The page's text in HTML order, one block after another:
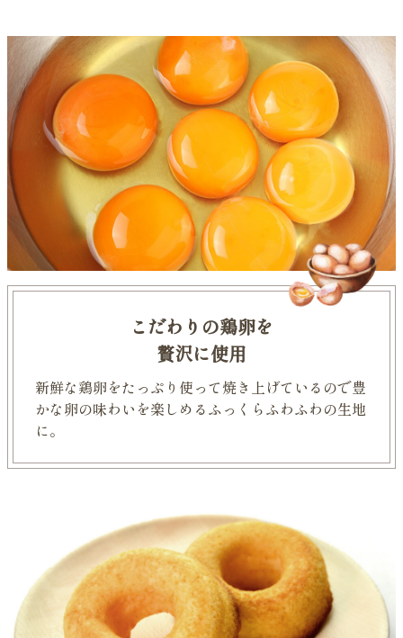
こだわりの鶏卵を
贅沢に使用
新鮮な鶏卵をたっぷり使って焼き上げているので豊
かな卵の味わいを楽しめるふっくらふわふわの生地
に。